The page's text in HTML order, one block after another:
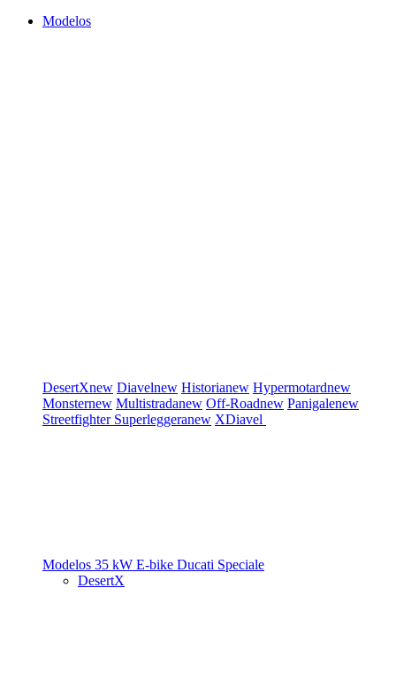
Modelos
DesertXnew Diavelnew Historianew Hypermotardnew
Monsternew Multistradanew Off-Roadnew Panigalenew
Streetfighter Superleggeranew XDiavel
Modelos 35 kW E-bike Ducati Speciale
DesertX